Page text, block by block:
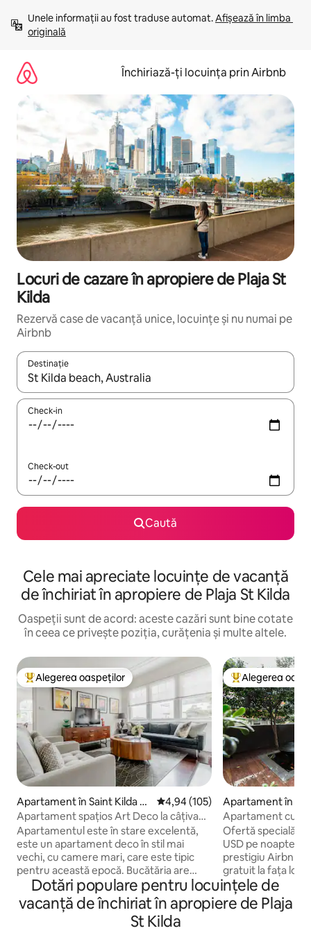
mergi
conținut
Unele informații au fost traduse automat. Afișează în limba
originală
Închiriază-ți locuința prin Airbnb
Locuri de cazare în apropiere de Plaja St
Kilda
Rezervă case de vacanță unice, locuințe și nu numai pe
Airbnb
Destinație
Când se încarcă rezultatele, navighează folosind tastele
Check-in
Check-out
Caută
Cele mai apreciate locuințe de vacanță
de închiriat în apropiere de Plaja St Kilda
Oaspeții sunt de acord: aceste cazări sunt bine cotate
în ceea ce privește poziția, curățenia și multe altele.
Locuință din topul categoriei Alegerea oaspeților
Alegerea oaspeților
Apartament în Saint Kilda W
est
Scor mediu de 4,94 din 5, 105
4,94 (105)
Apartament spațios Art Deco la câțiva
pași de plajă
Apartamentul este în stare excelentă,
este un apartament deco în stil mai
vechi, cu camere mari, care este tipic
pentru această epocă. Bucătăria are
aparate electrocasnice Miele și toate
echipamentele esențiale de gătit. Există
un șemineu în camera de zi pentru lunile
Locuință din
Alegerea
Apartament în St
Apartament cu
apropiere de
Ofertă specială
USD pe noapte!
prestigiu Airbnb Select.
gratuit la fața locului!
energia acestui
premiat. Lumina,
pereții frumoși cu
Dotări populare pentru locuințele de
vacanță de închiriat în apropiere de Plaja
St Kilda